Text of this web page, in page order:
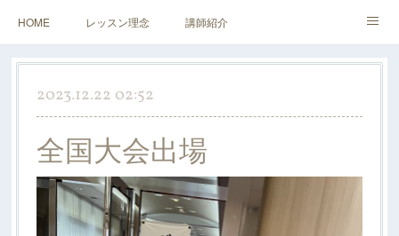
HOME レッスン理念 講師紹介
レッスンについて アクセス&お問い合わせ
2023.12.22 02:52
全国大会出場